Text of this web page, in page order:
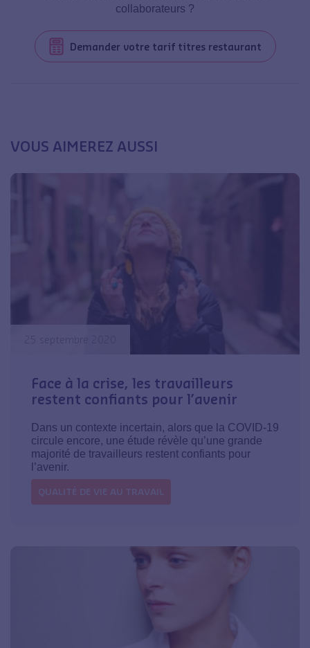
collaborateurs ?
Demander votre tarif titres restaurant
VOUS AIMEREZ AUSSI
25 septembre 2020
Face à la crise, les travailleurs
restent confiants pour l’avenir
Dans un contexte incertain, alors que la COVID-19
circule encore, une étude révèle qu’une grande
majorité de travailleurs restent confiants pour
l’avenir.
QUALITÉ DE VIE AU TRAVAIL